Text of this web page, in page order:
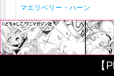
マエリベリー・ハーン
アイドルマスターシャイニー
BanG Dream!(バンドリ！)
アイドルマスターミリオンラ
【